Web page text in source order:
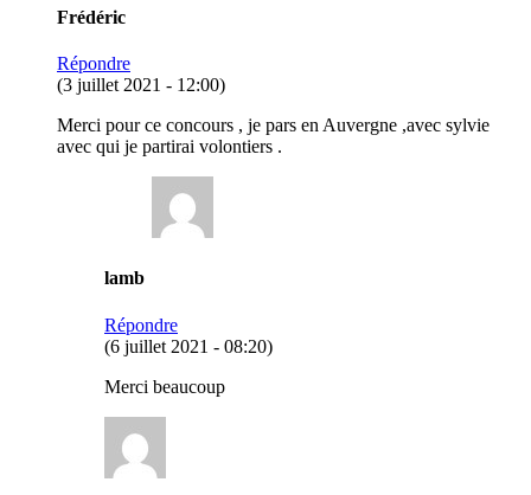
Frédéric
Répondre
(3 juillet 2021 - 12:00)
Merci pour ce concours , je pars en Auvergne ,avec sylvie
avec qui je partirai volontiers .
lamb
Répondre
(6 juillet 2021 - 08:20)
Merci beaucoup